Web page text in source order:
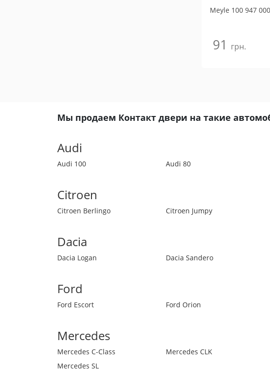
Meyle 100 947
91 грн.
Мы продаем Контакт двери на такие
Audi
Audi 100 Audi 80
Citroen
Citroen Berlingo Citroen Jumpy
Dacia
Dacia Logan Dacia Sandero
Ford
Ford Escort Ford Orion
Mercedes
Mercedes C-Class Mercedes CLK
Mercedes SL